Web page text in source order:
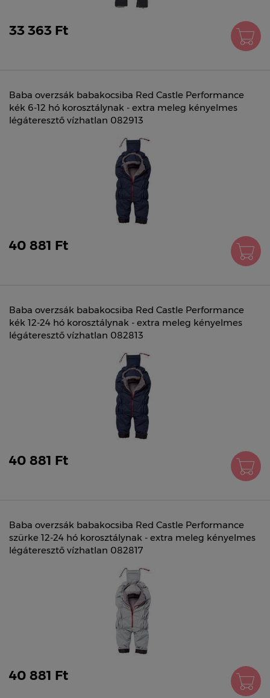
33 363 Ft
Baba overzsák babakocsiba Red Castle Performance
kék 6-12 hó korosztálynak - extra meleg kényelmes
légáteresztő vízhatlan 082913
40 881 Ft
Baba overzsák babakocsiba Red Castle Performance
kék 12-24 hó korosztálynak - extra meleg kényelmes
légáteresztő vízhatlan 082813
40 881 Ft
Baba overzsák babakocsiba Red Castle Performance
szürke 12-24 hó korosztálynak - extra meleg kényelmes
légáteresztő vízhatlan 082817
40 881 Ft